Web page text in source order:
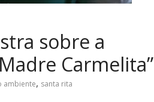
sobre a
Carmelita”
ambiente, santa rita